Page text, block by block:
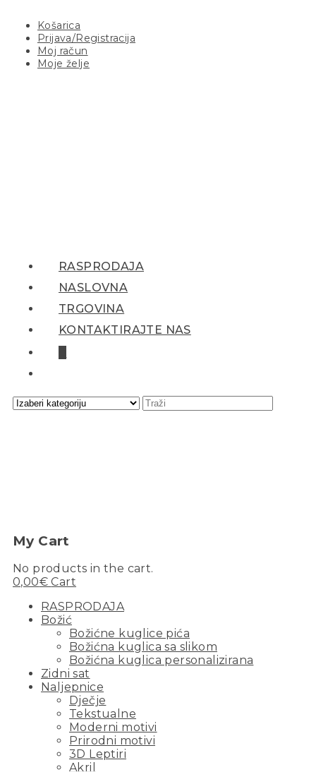
Košarica
Prijava/Registracija
Moj račun
Moje želje
RASPRODAJA
NASLOVNA
TRGOVINA
KONTAKTIRAJTE NAS
My Cart
No products in the cart.
0,00€ Cart
RASPRODAJA
Božić
Božićne kuglice pića
Božićna kuglica sa slikom
Božićna kuglica personalizirana
Zidni sat
Naljepnice
Dječje
Tekstualne
Moderni motivi
Prirodni motivi
3D Leptiri
Akril